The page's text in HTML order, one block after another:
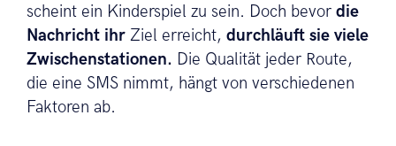
scheint ein Kinderspiel zu sein. Doch bevor die
Nachricht ihr Ziel erreicht, durchläuft sie viele
Zwischenstationen. Die Qualität jeder Route,
die eine SMS nimmt, hängt von verschiedenen
Faktoren ab.